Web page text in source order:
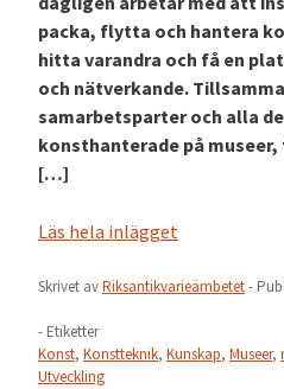
packa, flytta och hantera
hitta varandra och få en
och nätverkande.
samarbetsparter och alla
konsthanterade på
[…]
Läs hela inlägget
Skrivet avRiksantikvarieämbetet-
- Etiketter
Konst, Konstteknik, Kunskap, Museer,
Utveckling